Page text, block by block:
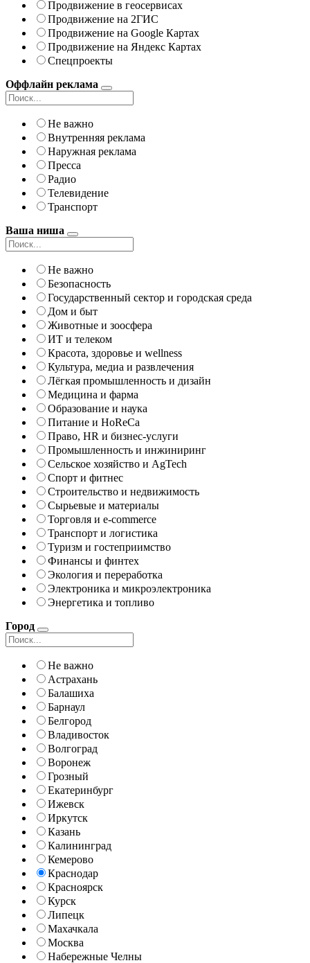
Продвижение в геосервисах
Продвижение на 2ГИС
Продвижение на Google Картах
Продвижение на Яндекс Картах
Спецпроекты
Оффлайн реклама
Не важно
Внутренняя реклама
Наружная реклама
Пресса
Радио
Телевидение
Транспорт
Ваша ниша
Не важно
Безопасность
Государственный сектор и городская среда
Дом и быт
Животные и зоосфера
ИТ и телеком
Красота, здоровье и wellness
Культура, медиа и развлечения
Лёгкая промышленность и дизайн
Медицина и фарма
Образование и наука
Питание и HoReCa
Право, HR и бизнес-услуги
Промышленность и инжиниринг
Сельское хозяйство и AgTech
Спорт и фитнес
Строительство и недвижимость
Сырьевые и материалы
Торговля и e-commerce
Транспорт и логистика
Туризм и гостеприимство
Финансы и финтех
Экология и переработка
Электроника и микроэлектроника
Энергетика и топливо
Город
Не важно
Астрахань
Балашиха
Барнаул
Белгород
Владивосток
Волгоград
Воронеж
Грозный
Екатеринбург
Ижевск
Иркутск
Казань
Калининград
Кемерово
Краснодар
Красноярск
Курск
Липецк
Махачкала
Москва
Набережные Челны